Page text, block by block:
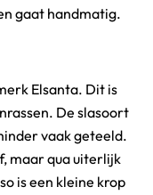
gaat handmatig.
Elsanta. Dit is
De slasoort
vaak geteeld.
maar qua uiterlijk
is een kleine krop